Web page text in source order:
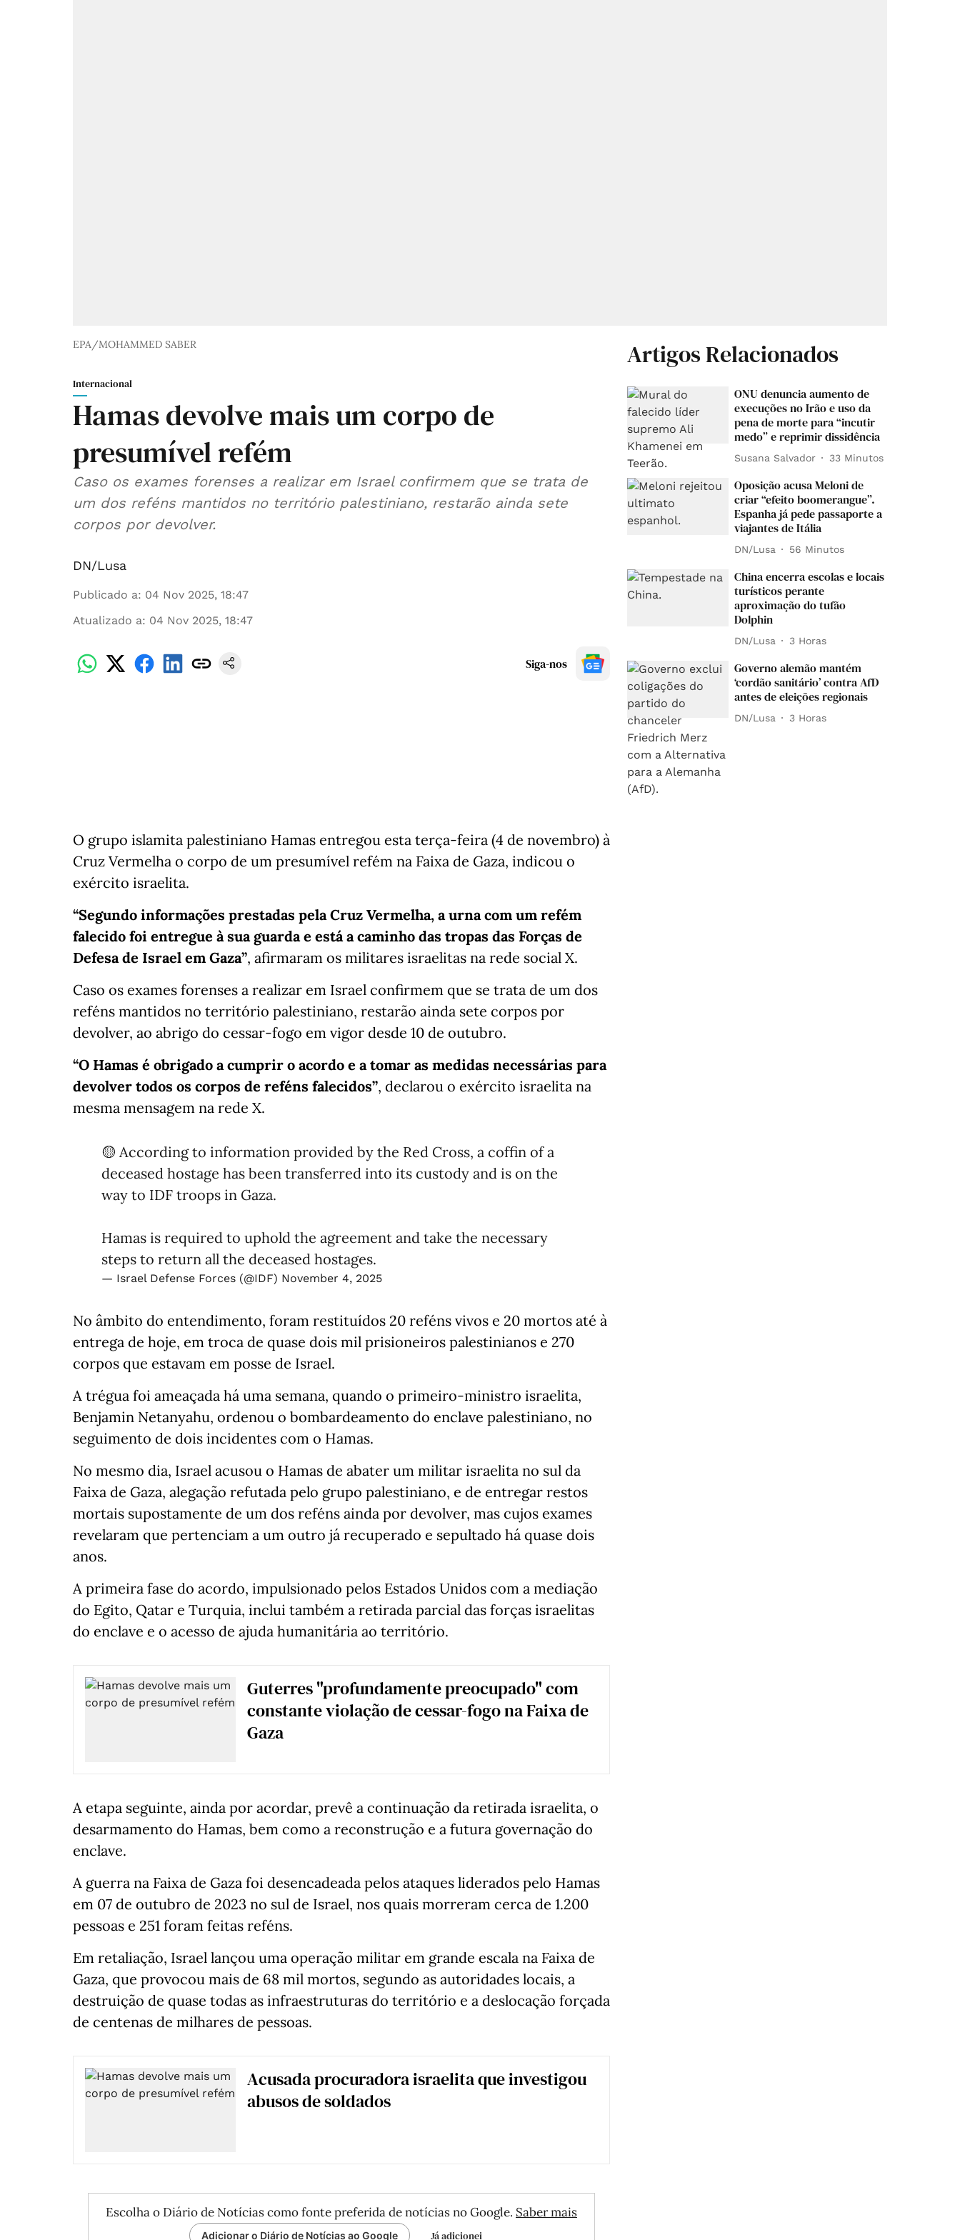
EPA/MOHAMMED SABER
Internacional
Hamas devolve mais um corpo de
presumível refém
Caso os exames forenses a realizar em Israel confirmem que se trata de
um dos reféns mantidos no território palestiniano, restarão ainda sete
corpos por devolver.
DN/Lusa
Publicado a: 04 Nov 2025, 18:47
Atualizado a: 04 Nov 2025, 18:47
Siga-nos
O grupo islamita palestiniano Hamas entregou esta terça-feira (4 de novembro) à
Cruz Vermelha o corpo de um presumível refém na Faixa de Gaza, indicou o
exército israelita.
“Segundo informações prestadas pela Cruz Vermelha, a urna com um refém
falecido foi entregue à sua guarda e está a caminho das tropas das Forças de
Defesa de Israel em Gaza”, afirmaram os militares israelitas na rede social X.
Caso os exames forenses a realizar em Israel confirmem que se trata de um dos
reféns mantidos no território palestiniano, restarão ainda sete corpos por
devolver, ao abrigo do cessar-fogo em vigor desde 10 de outubro.
“O Hamas é obrigado a cumprir o acordo e a tomar as medidas necessárias para
devolver todos os corpos de reféns falecidos”, declarou o exército israelita na
mesma mensagem na rede X.
🟡 According to information provided by the Red Cross, a coffin of a
deceased hostage has been transferred into its custody and is on the
way to IDF troops in Gaza.
Hamas is required to uphold the agreement and take the necessary
steps to return all the deceased hostages.
— Israel Defense Forces (@IDF) November 4, 2025
No âmbito do entendimento, foram restituídos 20 reféns vivos e 20 mortos até à
entrega de hoje, em troca de quase dois mil prisioneiros palestinianos e 270
corpos que estavam em posse de Israel.
A trégua foi ameaçada há uma semana, quando o primeiro-ministro israelita,
Benjamin Netanyahu, ordenou o bombardeamento do enclave palestiniano, no
seguimento de dois incidentes com o Hamas.
No mesmo dia, Israel acusou o Hamas de abater um militar israelita no sul da
Faixa de Gaza, alegação refutada pelo grupo palestiniano, e de entregar restos
mortais supostamente de um dos reféns ainda por devolver, mas cujos exames
revelaram que pertenciam a um outro já recuperado e sepultado há quase dois
anos.
A primeira fase do acordo, impulsionado pelos Estados Unidos com a mediação
do Egito, Qatar e Turquia, inclui também a retirada parcial das forças israelitas
do enclave e o acesso de ajuda humanitária ao território.
Guterres "profundamente preocupado" com
constante violação de cessar-fogo na Faixa de
Gaza
A etapa seguinte, ainda por acordar, prevê a continuação da retirada israelita, o
desarmamento do Hamas, bem como a reconstrução e a futura governação do
enclave.
A guerra na Faixa de Gaza foi desencadeada pelos ataques liderados pelo Hamas
em 07 de outubro de 2023 no sul de Israel, nos quais morreram cerca de 1.200
pessoas e 251 foram feitas reféns.
Em retaliação, Israel lançou uma operação militar em grande escala na Faixa de
Gaza, que provocou mais de 68 mil mortos, segundo as autoridades locais, a
destruição de quase todas as infraestruturas do território e a deslocação forçada
de centenas de milhares de pessoas.
Acusada procuradora israelita que investigou
abusos de soldados
Escolha o Diário de Notícias como fonte preferida de notícias no Google. Saber mais
Adicionar o Diário de Notícias ao Google Já adicionei
Artigos Relacionados
ONU denuncia aumento de
execuções no Irão e uso da
pena de morte para “incutir
medo” e reprimir dissidência
Susana Salvador 33 Minutos
Oposição acusa Meloni de
criar “efeito boomerangue”.
Espanha já pede passaporte a
viajantes de Itália
DN/Lusa 56 Minutos
China encerra escolas e locais
turísticos perante
aproximação do tufão
Dolphin
DN/Lusa 3 Horas
Governo alemão mantém
‘cordão sanitário’ contra AfD
antes de eleições regionais
DN/Lusa 3 Horas